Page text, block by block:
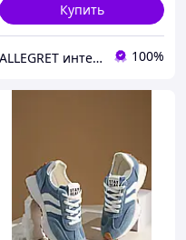
Купить
ALLEGRET интернет-магазин обуви 100%